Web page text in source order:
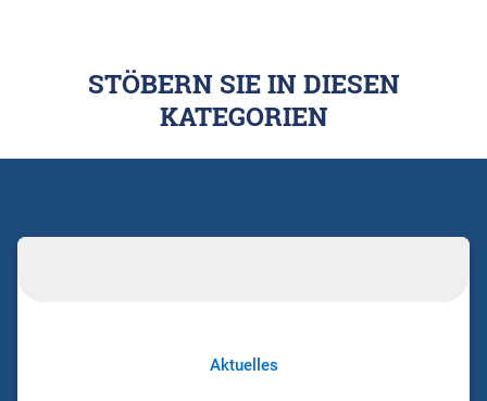
STÖBERN SIE IN DIESEN
KATEGORIEN
Aktuelles